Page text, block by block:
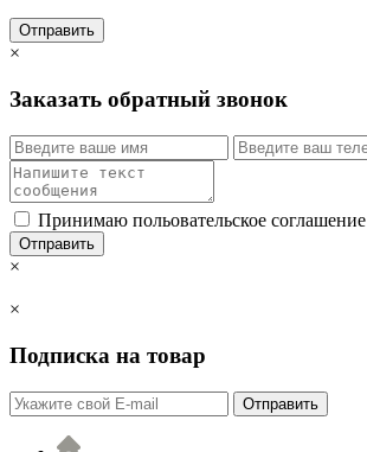
Отправить
×
Заказать обратный звонок
Принимаю польовательское соглашение
Отправить
×
×
Подписка на товар
Отправить